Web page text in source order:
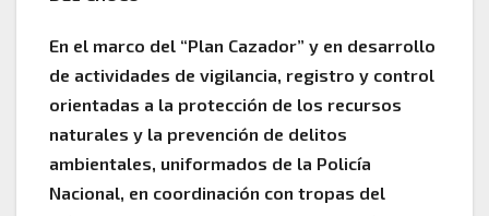
En el marco del “Plan Cazador” y en desarrollo
de actividades de vigilancia, registro y control
orientadas a la protección de los recursos
naturales y la prevención de delitos
ambientales, uniformados de la Policía
Nacional, en coordinación con tropas del